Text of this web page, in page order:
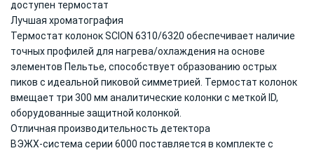
доступен термостат
Лучшая хроматография
Термостат колонок SCION 6310/6320 обеспечивает наличие
точных профилей для нагрева/охлаждения на основе
элементов Пельтье, способствует образованию острых
пиков с идеальной пиковой симметрией. Термостат колонок
вмещает три 300 мм аналитические колонки с меткой ID,
оборудованные защитной колонкой.
Отличная производительность детектора
ВЭЖХ-система серии 6000 поставляется в комплекте с